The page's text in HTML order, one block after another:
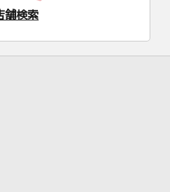
舗検索